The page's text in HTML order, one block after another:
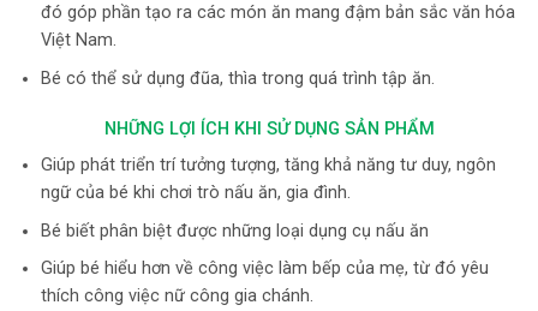
đó góp phần tạo ra các món ăn mang đậm bản sắc văn hóa
Việt Nam.
Bé có thể sử dụng đũa, thìa trong quá trình tập ăn.
NHỮNG LỢI ÍCH KHI SỬ DỤNG SẢN PHẨM
Giúp phát triển trí tưởng tượng, tăng khả năng tư duy, ngôn
ngữ của bé khi chơi trò nấu ăn, gia đình.
Bé biết phân biệt được những loại dụng cụ nấu ăn
Giúp bé hiểu hơn về công việc làm bếp của mẹ, từ đó yêu
thích công việc nữ công gia chánh.